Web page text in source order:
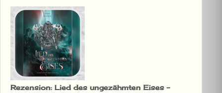
Rezension: Lied des ungezähmten Eises –